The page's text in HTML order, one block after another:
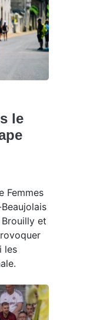
le
Femmes
et
les